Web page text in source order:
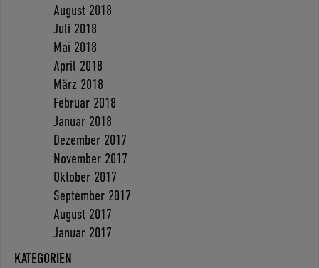
August 2018
Juli 2018
Mai 2018
April 2018
März 2018
Februar 2018
Januar 2018
Dezember 2017
November 2017
Oktober 2017
September 2017
August 2017
Januar 2017
KATEGORIEN